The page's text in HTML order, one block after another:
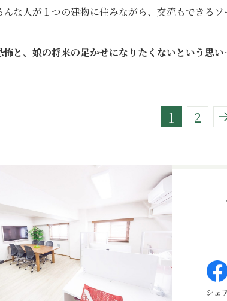
な人が１つの建物に住みながら、交流もできる
怖と、娘の将来の足かせになりたくないという思
1 2
シェ